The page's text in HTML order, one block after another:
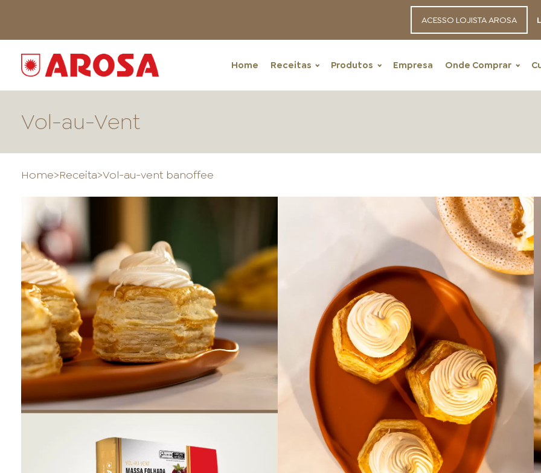
ACESSO LOJISTA AROSA
Home Receitas Produtos Empresa Onde Comprar
HOME
ONDE COMPRAR LOJAS AROSA
FOOD SERVICE EMPRESA
Vol-au-Vent
Home>Receita>Vol-au-vent banoffee